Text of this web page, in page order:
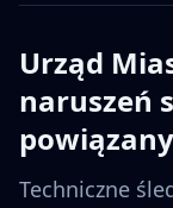
Urząd
naruszeń
Techniczne